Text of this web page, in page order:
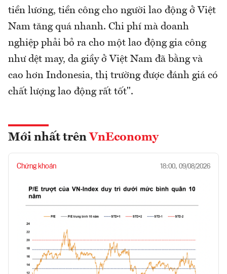
tiền lương, tiền công cho người lao động ở Việt
Nam tăng quá nhanh. Chi phí mà doanh
nghiệp phải bỏ ra cho một lao động gia công
như dệt may, da giầy ở Việt Nam đã bằng và
cao hơn Indonesia, thị trường được đánh giá có
chất lượng lao động rất tốt".
Mới nhất trên VnEconomy
Chứng khoán 18:00, 09/08/2026